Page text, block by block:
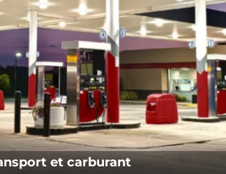
et carburant